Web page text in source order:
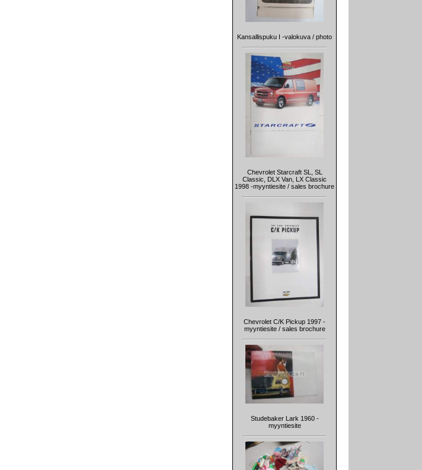
Kansallispuku I -valokuva / photo
Chevrolet Starcraft SL, SL
Classic, DLX Van, LX Classic
1998 -myyntiesite / sales brochure
Chevrolet C/K Pickup 1997 -
myyntiesite / sales brochure
Studebaker Lark 1960 -
myyntiesite